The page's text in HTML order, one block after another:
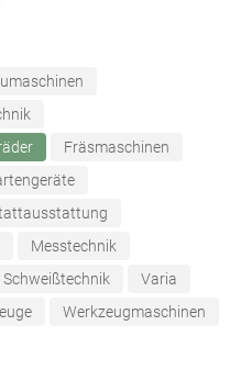
Fräsmaschinen
Messtechnik
Schweißtechnik
Varia
Werkzeugmaschinen